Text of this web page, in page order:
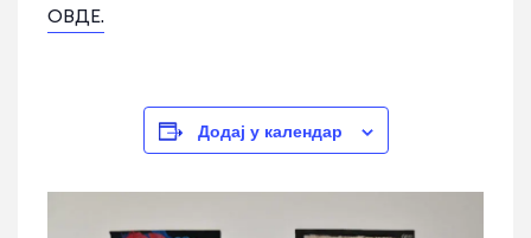
ОВДЕ.
Додај у календар